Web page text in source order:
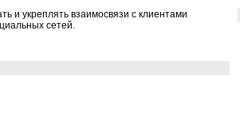
и укреплять взаимосвязи с клиентами
сетей.